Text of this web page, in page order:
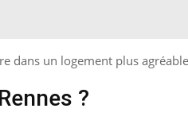
dans un logement plus
?